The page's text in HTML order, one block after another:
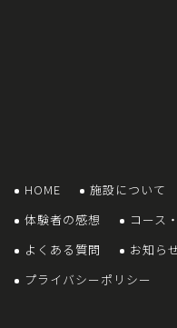
HOME 施設について
体験者の感想
コース
よくある質問
お知ら
プライバシーポリシー